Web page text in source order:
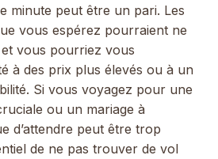
minute peut être un pari. Les
vous espérez pourraient ne
vous pourriez vous
à des prix plus élevés ou à un
Si vous voyagez pour une
ou un mariage à
d’attendre peut être trop
de ne pas trouver de vol